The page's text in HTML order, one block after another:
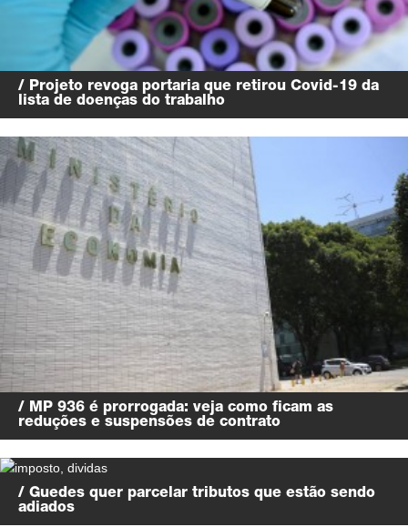
/ Projeto revoga portaria que retirou Covid-19 da
lista de doenças do trabalho
/ MP 936 é prorrogada: veja como ficam as
reduções e suspensões de contrato
/ Guedes quer parcelar tributos que estão sendo
adiados